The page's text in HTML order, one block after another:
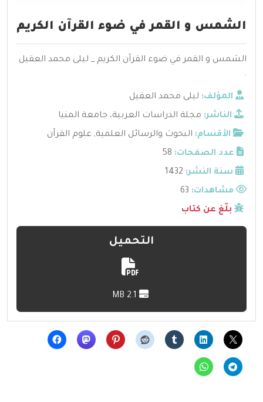
الشمس و القمر في ضوء القرآن الكريم
الشمس و القمر في ضوء القرآن الكريم _ ليلى محمد العقيل
.
المؤلف: ليلى محمد العقيل
الناشر: مجلة الدراسات العربية، جامعة المنيا
الأقسام: البحوث والرسائل العلمية, علوم القرآن
عدد الصفحات: 58
سنة النشر: 1432
مشاهدات:
بلّغ عن كتاب
التحميل